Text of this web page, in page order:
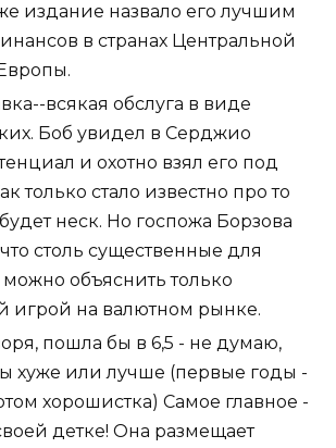
издание назвало его лучшим
в странах Центральной
всякая обслуга в виде
Боб увидел в Серджио
и охотно взял его под
только стало известно про то
неск. Но госпожа Борзова
столь существенные для
объяснить только
игрой на валютном рынке.
пошла бы в 6,5 - не думаю,
хуже или лучше (первые годы -
хорошистка) Самое главное -
детке! Она размещает